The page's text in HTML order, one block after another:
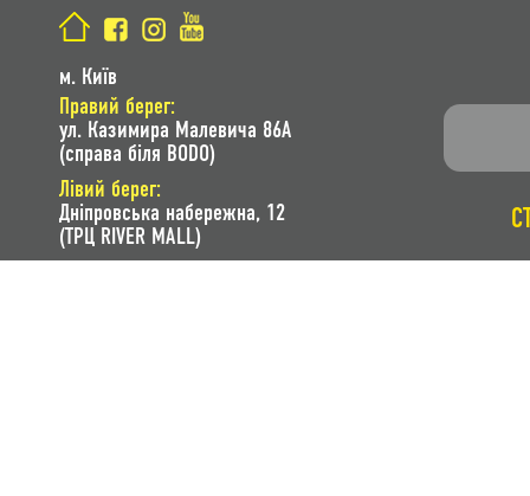
м. Київ
Правий берег:
ул. Казимира Малевича 86A
(справа біля BODO)
Лівий берег:
Дніпровська набережна, 12
(ТРЦ RIVER MALL)